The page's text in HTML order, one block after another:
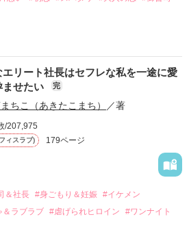
心を抱いていた美桜。
っかけに二人の関係は壊れてしまう。
、美桜は両親の離婚によって
平とも離れ離れになった。
いたくないと思っていた哲平に
す。
てしまった。
エリート社長はセフレな私を一途に愛
ませたい
完
ちこ（あきたこまち） ／著
/207,975
ィスラブ) 179ページ
＆社長 #身ごもり＆妊娠 #イケメン
＆ラブラブ #虐げられヒロイン
#ワンナイト